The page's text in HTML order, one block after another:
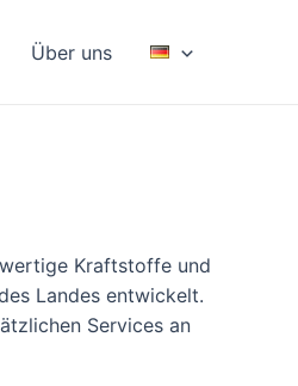
Über uns
Kraftstoffe und
Landes entwickelt.
Services an